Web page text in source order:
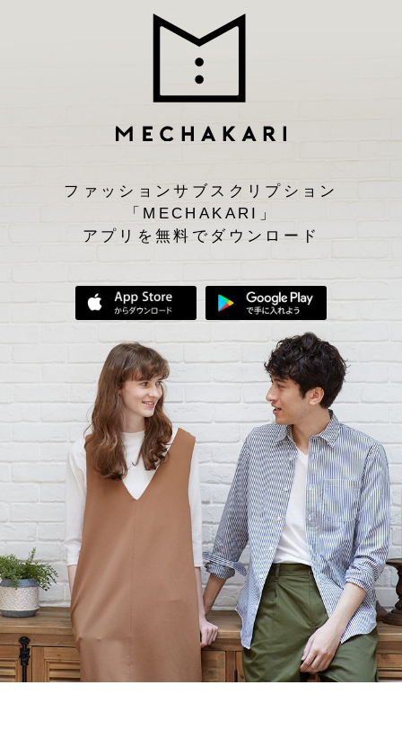
ファッションサブスクリプション
「MECHAKARI」
アプリを無料でダウンロード
App Storeからダウンロード